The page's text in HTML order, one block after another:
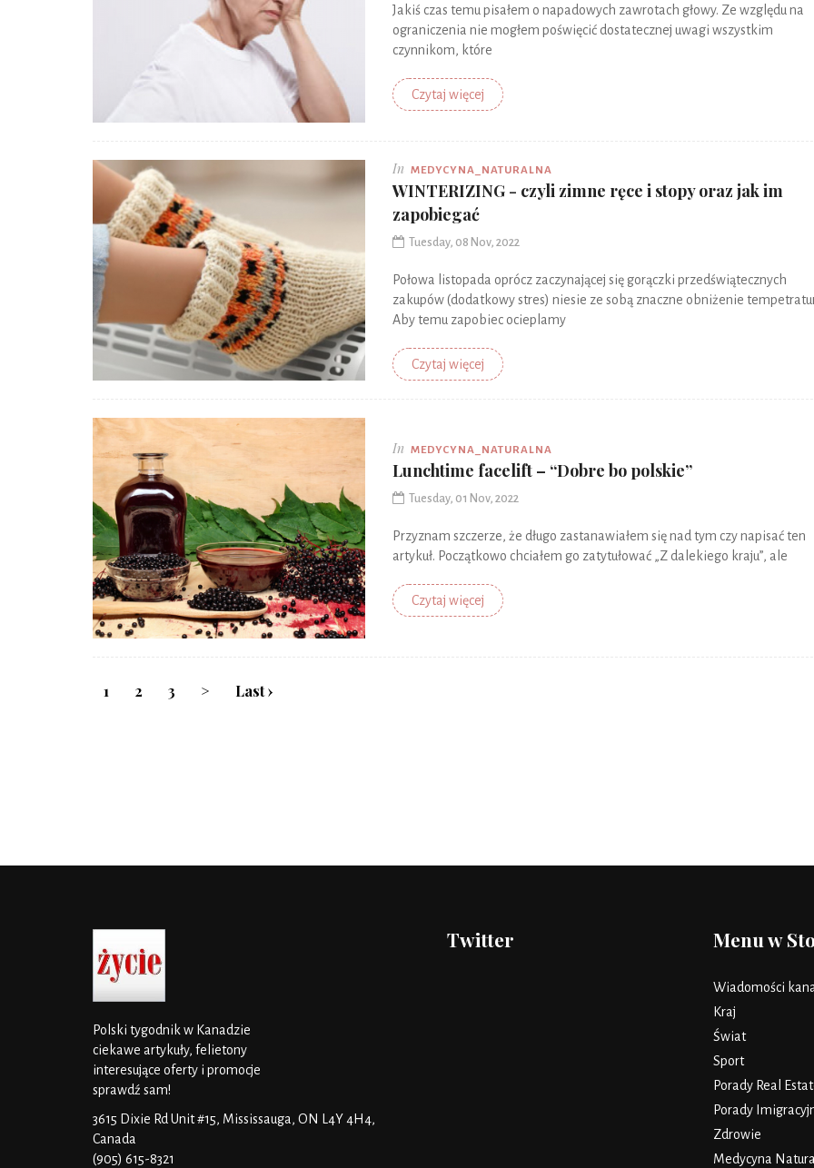
Jakiś czas temu pisałem o napadowych zawrotach głowy. Ze względu na
ograniczenia nie mogłem poświęcić dostatecznej uwagi wszystkim
czynnikom, które
Czytaj więcej
In MEDYCYNA_NATURALNA
WINTERIZING - czyli zimne ręce i stopy oraz jak im
zapobiegać
Tuesday, 08 Nov, 2022
Połowa listopada oprócz zaczynającej się gorączki przedświątecznych
zakupów (dodatkowy stres) niesie ze sobą znaczne obniżenie
Aby temu zapobiec ocieplamy
Czytaj więcej
In MEDYCYNA_NATURALNA
Lunchtime facelift – “Dobre bo polskie”
Tuesday, 01 Nov, 2022
Przyznam szczerze, że długo zastanawiałem się nad tym czy napisać ten
artykuł. Początkowo chciałem go zatytułować „Z dalekiego kraju”, ale
Czytaj więcej
1 2 3 > Last ›
Polski tygodnik w Kanadzie
ciekawe artykuły, felietony
interesujące oferty i promocje
sprawdź sam!
3615 Dixie Rd Unit #15, Mississauga, ON L4Y 4H4,
Canada
(905) 615-8321
Twitter Menu w
Wiadomości
Kraj
Świat
Sport
Porady Real
Porady
Zdrowie
Medycyna